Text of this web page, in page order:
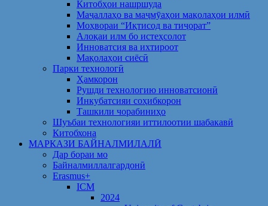
Китобҳои нашршуда
Маҷаллаҳо ва маҷмӯаҳои мақолаҳои илмӣ
Моҳвораи “Иқтисод ва тиҷорат”
Алоқаи илм бо истеҳсолот
Инноватсия ва ихтироот
Мақолаҳои сиёсӣ
Парки технологӣ
Ҳамкорон
Рушди технологию инноватсионӣ
Инкубатсияи соҳибкорон
Ташкили чорабиниҳо
Шуъбаи технологияи иттилоотии шабакавӣ
Китобхона
МАРКАЗИ БАЙНАЛМИЛАЛӢ
Дар бораи мо
Байналмиллалгардонӣ
Erasmus+
ICM
2024